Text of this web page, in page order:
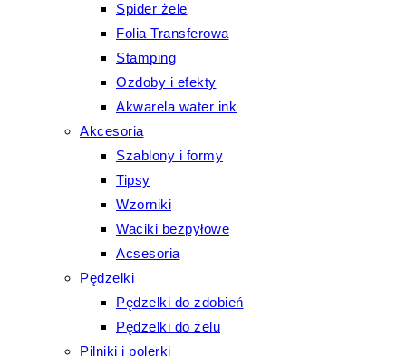
Spider żele
Folia Transferowa
Stamping
Ozdoby i efekty
Akwarela water ink
Akcesoria
Szablony i formy
Tipsy
Wzorniki
Waciki bezpyłowe
Acsesoria
Pędzelki
Pędzelki do zdobień
Pędzelki do żelu
Pilniki i polerki